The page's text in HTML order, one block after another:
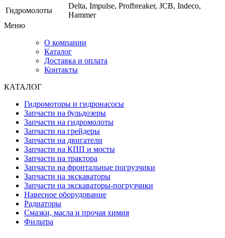
Гидромолоты
Delta, Impulse, Profbreaker, JCB, Indeco,
Hammer
Меню
О компании
Каталог
Доставка и оплата
Контакты
КАТАЛОГ
Гидромоторы и гидронасосы
Запчасти на бульдозеры
Запчасти на гидромолоты
Запчасти на грейдеры
Запчасти на двигатели
Запчасти на КПП и мосты
Запчасти на трактора
Запчасти на фронтальные погрузчики
Запчасти на экскаваторы
Запчасти на экскаваторы-погрузчики
Навесное оборудование
Радиаторы
Смазки, масла и прочая химия
Фильтра